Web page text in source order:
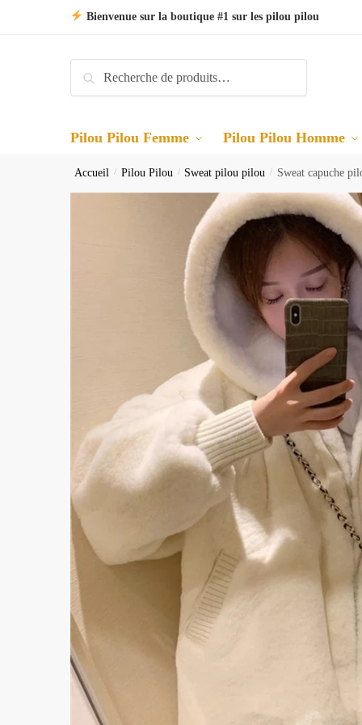
Bienvenue sur la boutique #1 sur les pilou pilou
Recherche
Pilou Pilou Femme Pilou Pilou Homme
Accueil / Pilou Pilou / Sweat pilou pilou / Sweat capuche